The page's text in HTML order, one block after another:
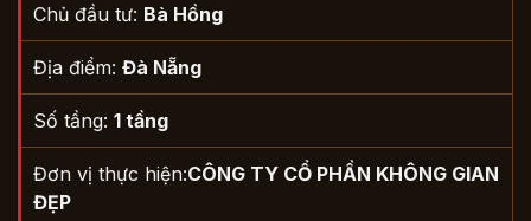
Chủ đầu tư: Bà Hồng
Địa điểm: Đà Nẵng
Số tầng: 1 tầng
Đơn vị thực hiện:CÔNG TY CỔ PHẦN KHÔNG GIAN
ĐẸP